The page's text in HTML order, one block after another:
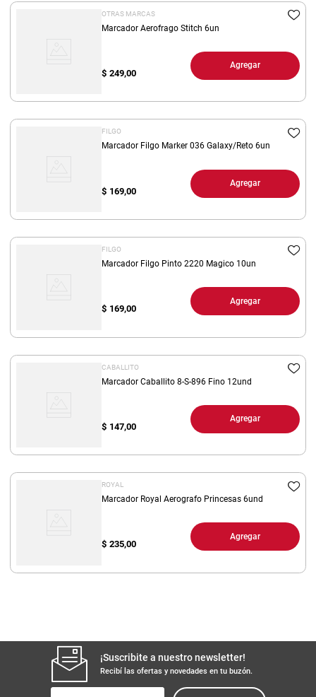
OTRAS MARCAS
Marcador Aerofrago Stitch 6un
$ 249,00
Agregar
FILGO
Marcador Filgo Marker 036 Galaxy/Reto 6un
$ 169,00
Agregar
FILGO
Marcador Filgo Pinto 2220 Magico 10un
$ 169,00
Agregar
CABALLITO
Marcador Caballito 8-S-896 Fino 12und
$ 147,00
Agregar
ROYAL
Marcador Royal Aerografo Princesas 6und
$ 235,00
Agregar
¡Suscribite a nuestro newsletter!
Recibí las ofertas y novedades en tu buzón.